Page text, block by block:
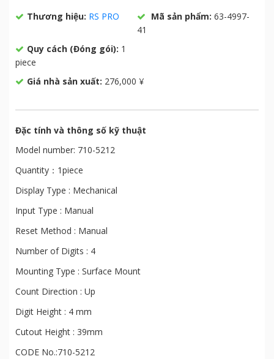
Thương hiệu: RS PRO Mã sản phẩm: 63-4997-
41
Quy cách (Đóng gói): 1
piece
Giá nhà sản xuất: 276,000 ¥
Đặc tính và thông số kỹ thuật
Model number: 710-5212
Quantity：1piece
Display Type : Mechanical
Input Type : Manual
Reset Method : Manual
Number of Digits : 4
Mounting Type : Surface Mount
Count Direction : Up
Digit Height : 4 mm
Cutout Height : 39mm
CODE No.:710-5212